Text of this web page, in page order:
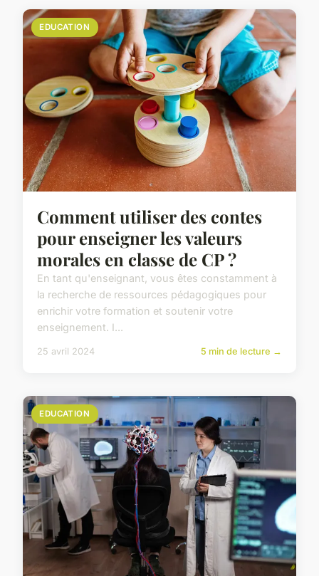
EDUCATION
Comment utiliser des contes
pour enseigner les valeurs
morales en classe de CP ?
En tant qu'enseignant, vous êtes constamment à
la recherche de ressources pédagogiques pour
enrichir votre formation et soutenir votre
enseignement. I...
25 avril 2024 5 min de lecture →
EDUCATION